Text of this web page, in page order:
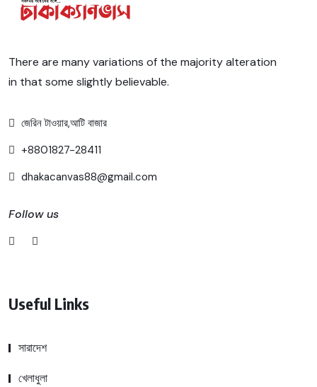
There are many variations of the majority alteration
in that some slightly believable.
জেরিন টাওয়ার,আটি বাজার
+8801827-28411
dhakacanvas88@gmail.com
Follow us
Useful Links
সারাদেশ
খেলাধুলা